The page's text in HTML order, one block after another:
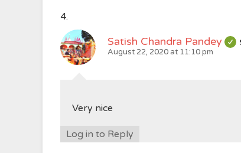
Satish Chandra Pandey
August 22, 2020 at 11:10 pm
Very nice
Log in to Reply